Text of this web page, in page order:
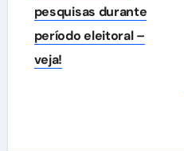
Post
pesquisas durante
período eleitoral –
veja!